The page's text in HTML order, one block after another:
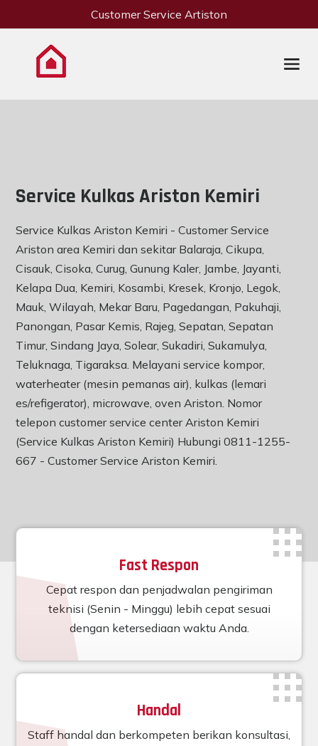
Customer Service Artiston
Service Kulkas Ariston Kemiri
Service Kulkas Ariston Kemiri - Customer Service
Ariston area Kemiri dan sekitar Balaraja, Cikupa,
Cisauk, Cisoka, Curug, Gunung Kaler, Jambe, Jayanti,
Kelapa Dua, Kemiri, Kosambi, Kresek, Kronjo, Legok,
Mauk, Wilayah, Mekar Baru, Pagedangan, Pakuhaji,
Panongan, Pasar Kemis, Rajeg, Sepatan, Sepatan
Timur, Sindang Jaya, Solear, Sukadiri, Sukamulya,
Teluknaga, Tigaraksa. Melayani service kompor,
waterheater (mesin pemanas air), kulkas (lemari
es/refigerator), microwave, oven Ariston. Nomor
telepon customer service center Ariston Kemiri
(Service Kulkas Ariston Kemiri) Hubungi 0811-1255-
667 - Customer Service Ariston Kemiri.
Fast Respon
Cepat respon dan penjadwalan pengiriman
teknisi (Senin - Minggu) lebih cepat sesuai
dengan ketersediaan waktu Anda.
Handal
Staff handal dan berkompeten berikan konsultasi,